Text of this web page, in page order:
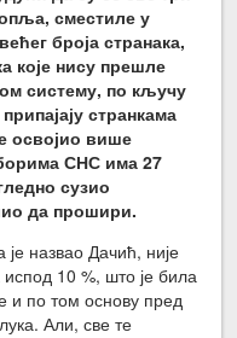
сместиле у
броја странака,
које нису прешле
систему, по кључу
странкама
освојио више
СНС има 27
сузио
да прошири.
назвао Дачић, није
10 %, што је била
и по том основу пред
Али, све те